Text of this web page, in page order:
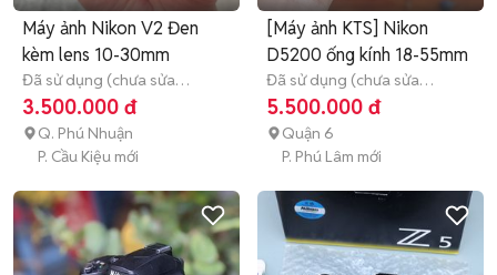
Máy ảnh Nikon V2 Đen
kèm lens 10-30mm
Đã sử dụng (chưa sửa
chữa) Hết bảo hành
3.500.000 đ
Q. Phú Nhuận
P. Cầu Kiệu mới
[Máy ảnh KTS] Nikon
D5200 ống kính 18-55mm
Đã sử dụng (chưa sửa
chữa) 3 tháng
5.500.000 đ
Quận 6
P. Phú Lâm mới